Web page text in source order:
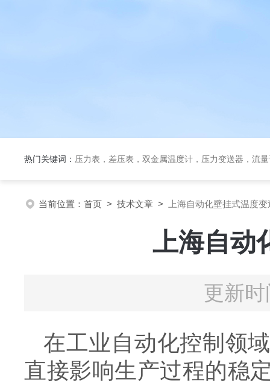
热门关键词： 压力表，差压表，双金属温度计，压力变送器，流
当前位置： 首页 > 技术文章 > 上海自动化壁挂式温度
上海自动
更新
在工业自动化控制领
直接影响生产过程的稳